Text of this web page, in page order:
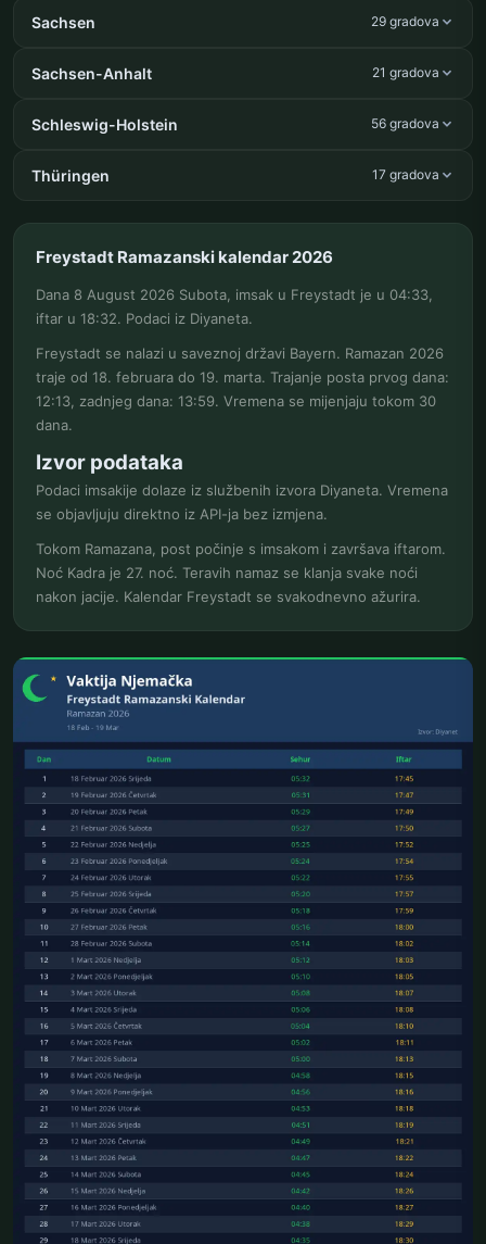
Sachsen 29 gradova
Sachsen-Anhalt 21 gradova
Schleswig-Holstein 56 gradova
Thüringen 17 gradova
Freystadt Ramazanski kalendar 2026
Dana 8 August 2026 Subota, imsak u Freystadt je u 04:33,
iftar u 18:32. Podaci iz Diyaneta.
Freystadt se nalazi u saveznoj državi Bayern. Ramazan 2026
traje od 18. februara do 19. marta. Trajanje posta prvog dana:
12:13, zadnjeg dana: 13:59. Vremena se mijenjaju tokom 30
dana.
Izvor podataka
Podaci imsakije dolaze iz službenih izvora Diyaneta. Vremena
se objavljuju direktno iz API-ja bez izmjena.
Tokom Ramazana, post počinje s imsakom i završava iftarom.
Noć Kadra je 27. noć. Teravih namaz se klanja svake noći
nakon jacije. Kalendar Freystadt se svakodnevno ažurira.